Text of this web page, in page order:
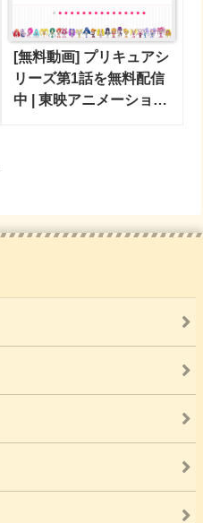
[無料動画] プリキュアシ
リーズ第1話を無料配信
中 | 東映アニメーション